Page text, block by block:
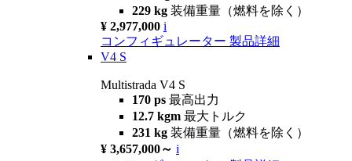
229 kg 装備重量（燃料を除く）
¥ 2,977,000 i
コンフィギュレーター 製品詳細
V4 S
Multistrada V4 S
170 ps 最高出力
12.7 kgm 最大トルク
231 kg 装備重量（燃料を除く）
¥ 3,657,000～ i